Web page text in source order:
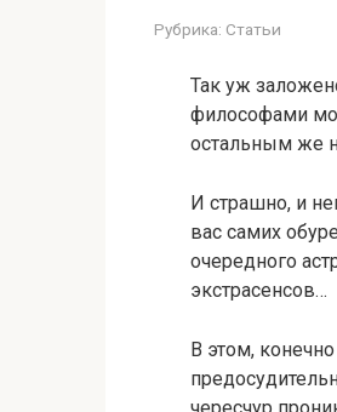
Рубрика: Статьи
Так уж
философами
остальным же
И страшно, и
вас самих
очередного
экстрасенсов…
В этом,